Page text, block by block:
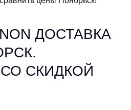
ДОСТАВКА
СКИДКОЙ